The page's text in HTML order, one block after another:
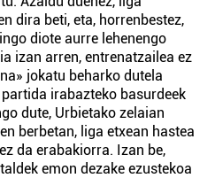
dira beti, eta, horrenbestez,
diote aurre lehenengo
izan arren, entrenatzailea ez
jokatu beharko dutela
irabazteko basurdeek
dute, Urbietako zelaian
berbetan, liga etxean hastea
da erabakiorra. Izan be,
emon dezake ezustekoa